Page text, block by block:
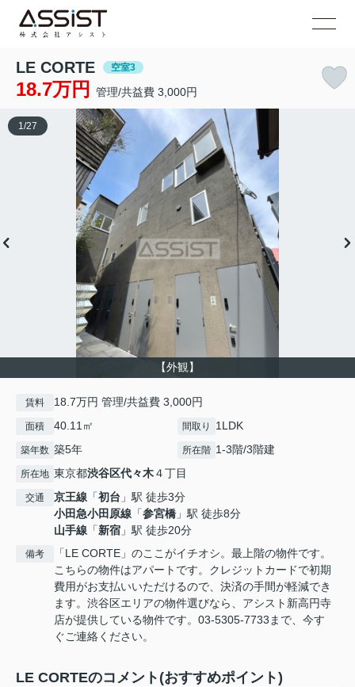
LE CORTE 空室3
18.7万円 管理/共益費 3,000円
【外観】
1 /27
賃料 18.7万円 管理/共益費 3,000円
面積 40.11㎡ 間取り 1LDK
築年数 築5年 所在階 1-3階/3階建
所在地 東京都渋谷区代々木４丁目
交通 京王線 「初台 」駅 徒歩3分
小田急小田原線 「参宮橋 」駅 徒歩8分
山手線 「新宿 」駅 徒歩20分
備考
「LE CORTE」のここがイチオシ。最上階の物件です。
こちらの物件はアパートです。クレジットカードで初期
費用がお支払いいただけるので、決済の手間が軽減でき
ます。渋谷区エリアの物件選びなら、アシスト新高円寺
店が提供している物件です。03-5305-7733まで、今す
ぐご連絡ください。
LE CORTEのコメント(おすすめポイント)